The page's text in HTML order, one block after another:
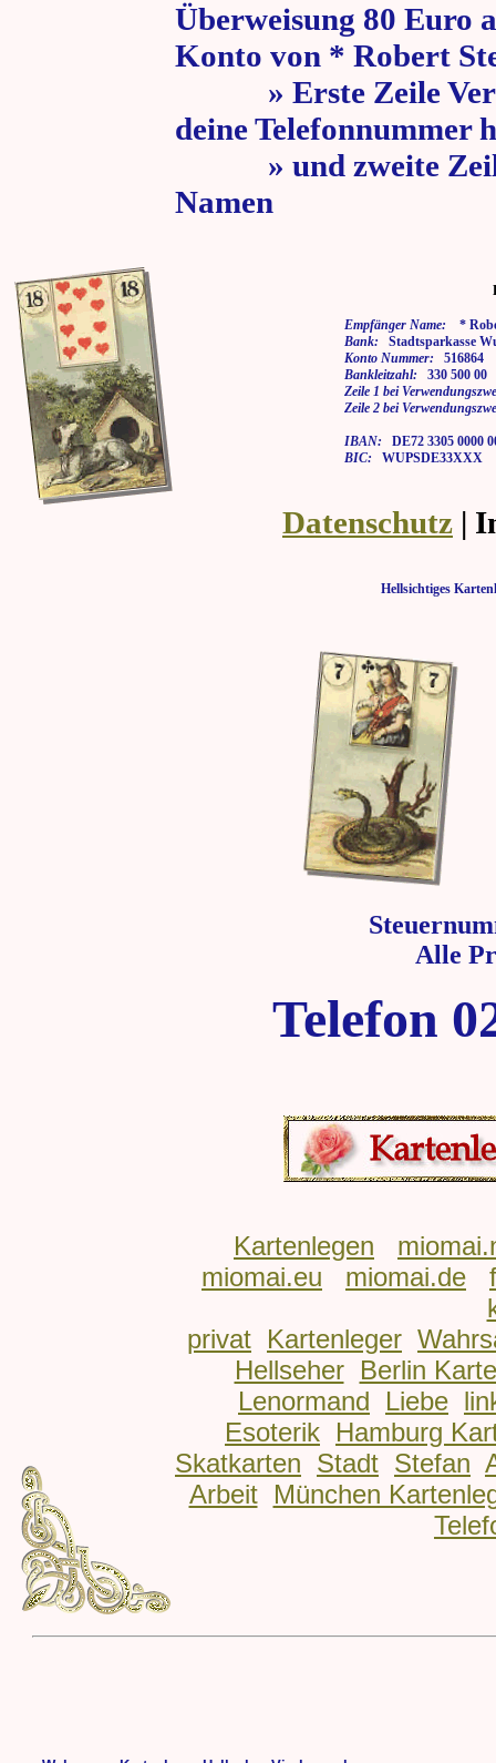
Überweisung 80 Euro
Konto von * Robert
» Erste Zeile
deine Telefonnummer
» und zweite Zeile
Namen
Empfänger Name: *
Bank: Stadtsparkasse
Konto Nummer: 516864
Bankleitzahl: 330 500 00
Zeile 1 bei
Zeile 2 bei
IBAN: DE72 3305 0000
BIC: WUPSDE33XXX
Datenschutz |
Hellsichtiges
Alle
Telefon
Kartenlegen
miomai.eu
miomai.de
privat Kartenleger
Hellseher
Berlin
Lenormand
Liebe
Esoterik Hamburg
Skatkarten Stadt Stefan
Arbeit
München